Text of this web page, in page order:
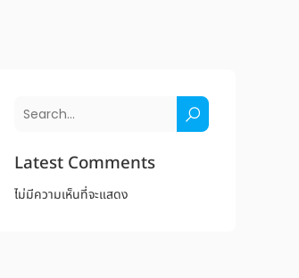
Latest Comments
ไม่มีความเห็นที่จะแสดง